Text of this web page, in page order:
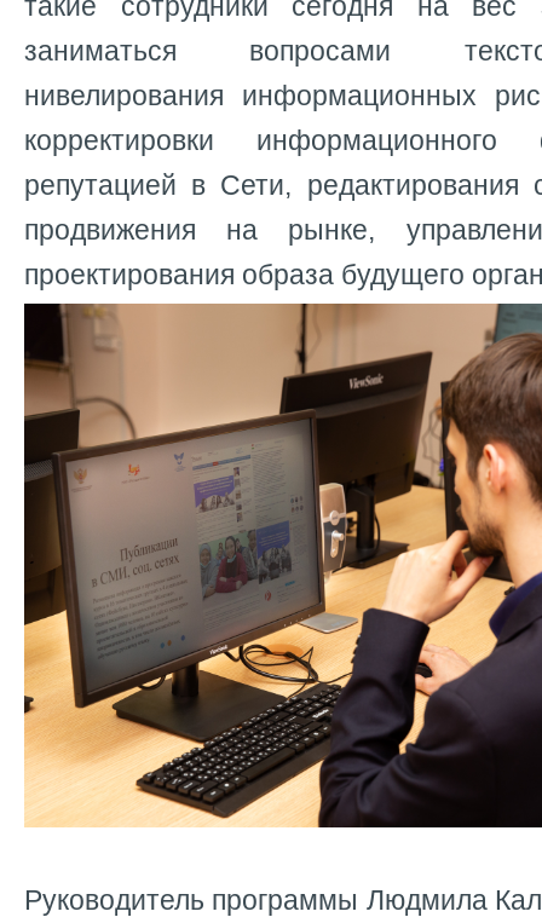
заниматься вопросами
нивелирования информационных
корректировки
репутацией в Сети, редактирования
продвижения на рынке,
проектирования образа будущего
Руководитель программы Людмила